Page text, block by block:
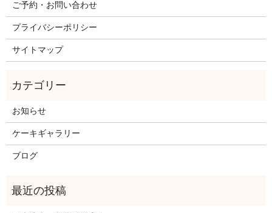
ご予約・お問い合わせ
プライバシーポリシー
サイトマップ
お知らせ
ケーキギャラリー
ブログ